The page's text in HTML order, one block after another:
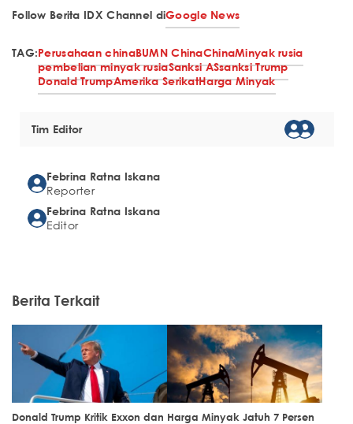
Follow Berita IDX Channel diGoogle News
TAG:Perusahaan chinaBUMN ChinaChinaMinyak rusia
pembelian minyak rusiaSanksi ASsanksi Trump
Donald TrumpAmerika SerikatHarga Minyak
Tim Editor
Febrina Ratna Iskana
Reporter
Febrina Ratna Iskana
Editor
Berita Terkait
Donald Trump Kritik Exxon dan Harga Minyak Jatuh 7 Persen